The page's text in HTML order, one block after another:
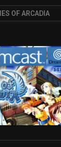
OF ARCADIA